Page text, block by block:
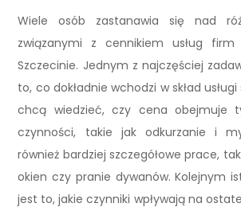
Wiele osób zastanawia się nad
związanymi z cennikiem usług
Szczecinie. Jednym z najczęściej
to, co dokładnie wchodzi w skład
chcą wiedzieć, czy cena obejmuje
czynności, takie jak odkurzanie i
również bardziej szczegółowe prace,
okien czy pranie dywanów. Kolejnym
jest to, jakie czynniki wpływają na